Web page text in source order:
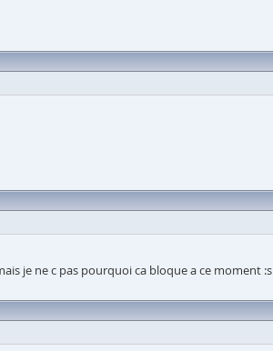
je ne c pas pourquoi ca bloque a ce moment :s